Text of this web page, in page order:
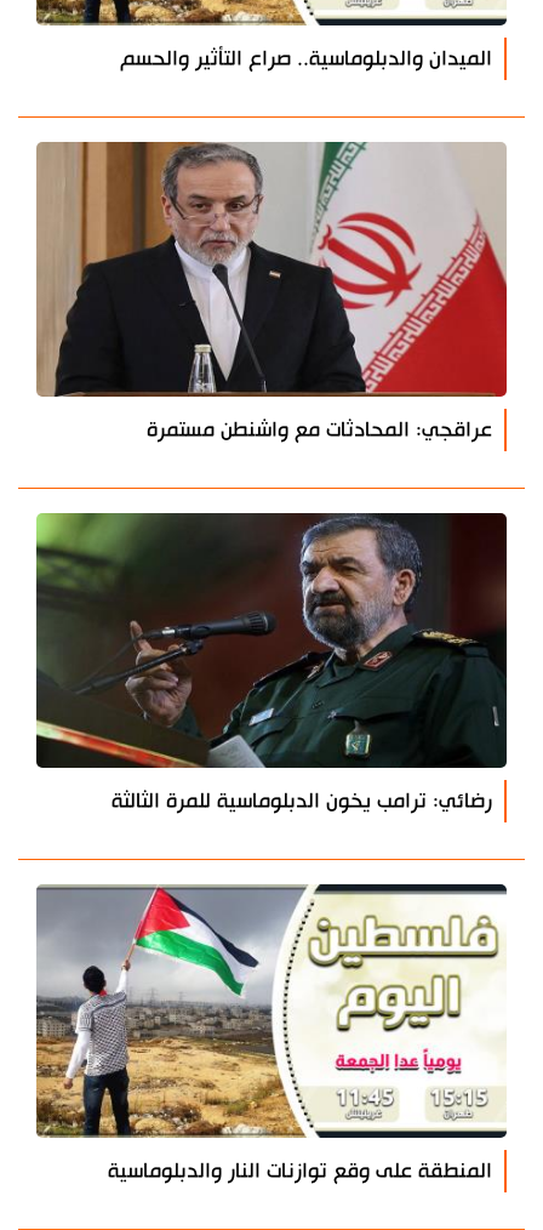
الميدان والدبلوماسية.. صراع التأثير والحسم
عراقجي: المحادثات مع واشنطن مستمرة
رضائي: ترامب يخون الدبلوماسية للمرة الثالثة
المنطقة على وقع توازنات النار والدبلوماسية